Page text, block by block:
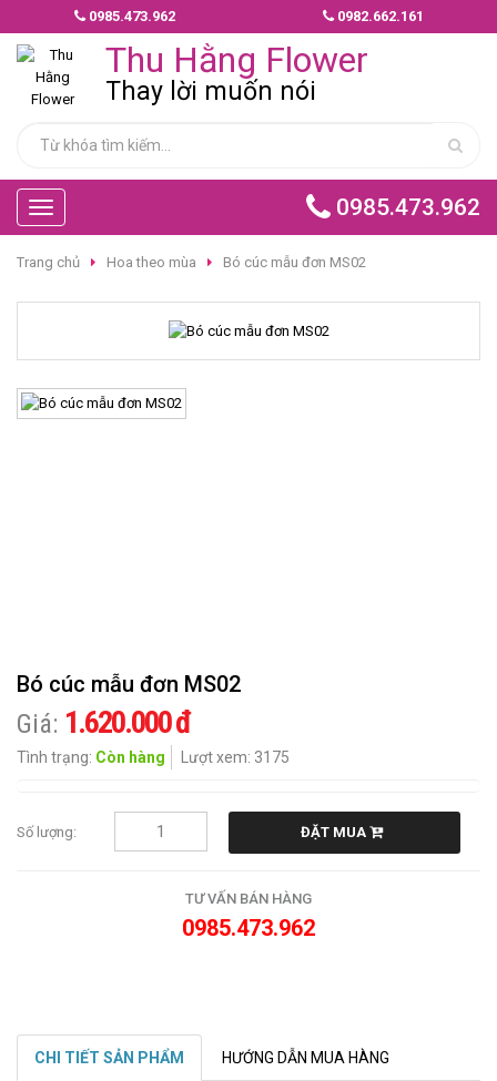
0985.473.962 0982.662.161
Thu Hằng Flower
Thay lời muốn nói
Toggle
navigation
0985.473.962
MẪU
HOA
GIAO
NHANH
CHÚC
MỪNG
BÓ
TÌNH
YÊU
QUÀ
Trang chủ Hoa theo mùa Bó cúc mẫu đơn MS02
Bó cúc mẫu đơn MS02
Giá: 1.620.000 đ
Tình trạng: Còn hàng Lượt xem: 3175
Số lượng: ĐẶT MUA
TƯ VẤN BÁN HÀNG
0985.473.962
CHI TIẾT SẢN PHẨM HƯỚNG DẪN MUA HÀNG